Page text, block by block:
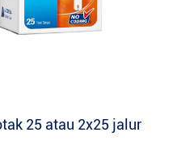
25 atau 2x25 jalur